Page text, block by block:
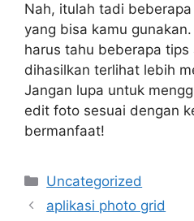
Nah, itulah tadi
yang bisa kamu
harus tahu beberapa tips
dihasilkan terlihat lebih
Jangan lupa untuk
edit foto sesuai dengan
bermanfaat!
Categories
Uncategorized
aplikasi photo grid